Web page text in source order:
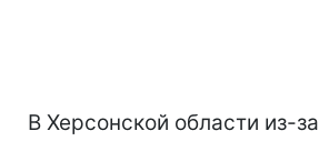
В Херсонской области из-за